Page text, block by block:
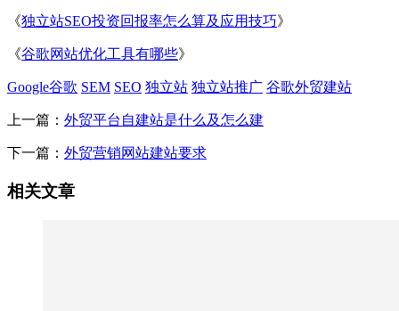
《独立站SEO投资回报率怎么算及应用技巧》
《谷歌网站优化工具有哪些》
Google谷歌 SEM SEO 独立站 独立站推广 谷歌外贸建站
上一篇： 外贸平台自建站是什么及怎么建
下一篇： 外贸营销网站建站要求
相关文章